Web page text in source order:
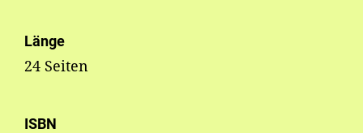
Länge
24 Seiten
ISBN